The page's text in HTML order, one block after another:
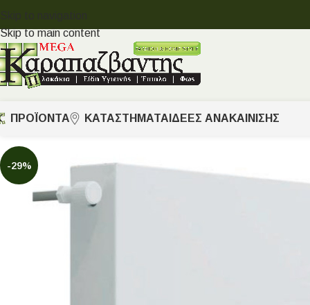
Skip to navigation
Skip to main content
ΠΡΟΪΟΝΤΑ ΚΑΤΑΣΤΗΜΑΤΑ ΙΔΈΕΣ ΑΝΑΚΑΊΝΙΣΗΣ
-29%